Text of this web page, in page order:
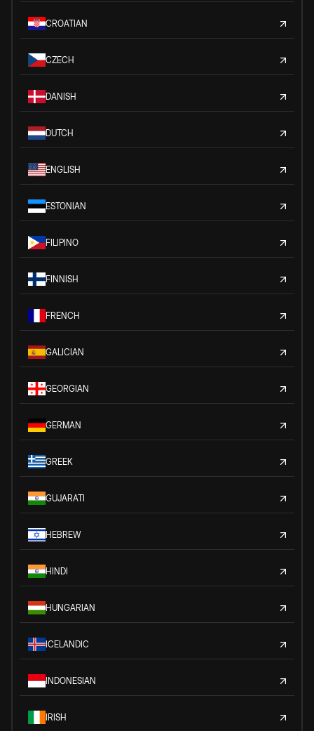
CROATIAN
CZECH
DANISH
DUTCH
ENGLISH
ESTONIAN
FILIPINO
FINNISH
FRENCH
GALICIAN
GEORGIAN
GERMAN
GREEK
GUJARATI
HEBREW
HINDI
HUNGARIAN
ICELANDIC
INDONESIAN
IRISH